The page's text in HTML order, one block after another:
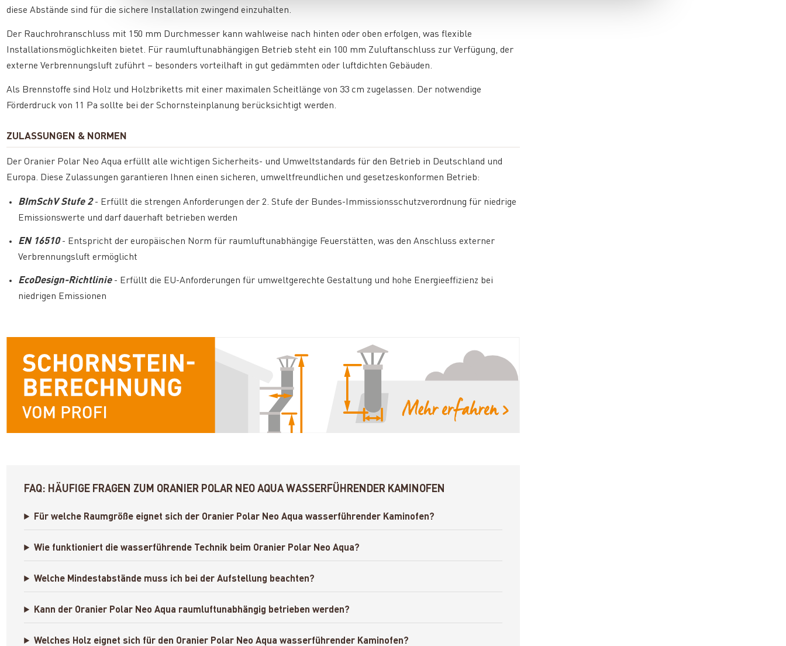
diese Abstände sind für die sichere Installation zwingend einzuhalten.
Der Rauchrohranschluss mit 150 mm Durchmesser kann wahlweise nach hinten oder oben erfolgen, was flexible
Installationsmöglichkeiten bietet. Für raumluftunabhängigen Betrieb steht ein 100 mm Zuluftanschluss zur Verfügung, der
externe Verbrennungsluft zuführt – besonders vorteilhaft in gut gedämmten oder luftdichten Gebäuden.
Als Brennstoffe sind Holz und Holzbriketts mit einer maximalen Scheitlänge von 33 cm zugelassen. Der notwendige
Förderdruck von 11 Pa sollte bei der Schornsteinplanung berücksichtigt werden.
ZULASSUNGEN & NORMEN
Der Oranier Polar Neo Aqua erfüllt alle wichtigen Sicherheits- und Umweltstandards für den Betrieb in Deutschland und
Europa. Diese Zulassungen garantieren Ihnen einen sicheren, umweltfreundlichen und gesetzeskonformen Betrieb:
BImSchV Stufe 2- Erfüllt die strengen Anforderungen der 2. Stufe der Bundes-Immissionsschutzverordnung für niedrige
Emissionswerte und darf dauerhaft betrieben werden
EN 16510- Entspricht der europäischen Norm für raumluftunabhängige Feuerstätten, was den Anschluss externer
Verbrennungsluft ermöglicht
EcoDesign-Richtlinie- Erfüllt die EU-Anforderungen für umweltgerechte Gestaltung und hohe Energieeffizienz bei
niedrigen Emissionen
FAQ: HÄUFIGE FRAGEN ZUM ORANIER POLAR NEO AQUA WASSERFÜHRENDER KAMINOFEN
Für welche Raumgröße eignet sich der Oranier Polar Neo Aqua wasserführender Kaminofen?
Wie funktioniert die wasserführende Technik beim Oranier Polar Neo Aqua?
Welche Mindestabstände muss ich bei der Aufstellung beachten?
Kann der Oranier Polar Neo Aqua raumluftunabhängig betrieben werden?
Welches Holz eignet sich für den Oranier Polar Neo Aqua wasserführender Kaminofen?